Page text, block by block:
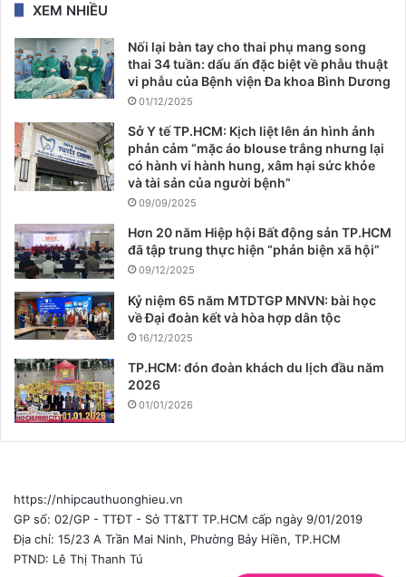
XEM NHIỀU
Nối lại bàn tay cho thai phụ mang song
thai 34 tuần: dấu ấn đặc biệt về phẫu thuật
vi phẫu của Bệnh viện Đa khoa Bình Dương
01/12/2025
Sở Y tế TP.HCM: Kịch liệt lên án hình ảnh
phản cảm “mặc áo blouse trắng nhưng lại
có hành vi hành hung, xâm hại sức khỏe
và tài sản của người bệnh”
09/09/2025
Hơn 20 năm Hiệp hội Bất động sản TP.HCM
đã tập trung thực hiện “phản biện xã hội”
09/12/2025
Kỷ niệm 65 năm MTDTGP MNVN: bài học
về Đại đoàn kết và hòa hợp dân tộc
16/12/2025
TP.HCM: đón đoàn khách du lịch đầu năm
2026
01/01/2026
https://nhipcauthuonghieu.vn
GP số: 02/GP - TTĐT - Sở TT&TT TP.HCM cấp ngày 9/01/2019
Địa chỉ: 15/23 A Trần Mai Ninh, Phường Bảy Hiền, TP.HCM
PTND: Lê Thị Thanh Tú